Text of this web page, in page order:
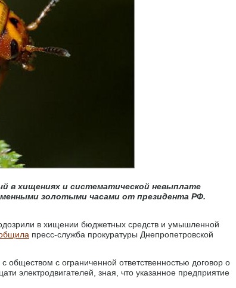
в хищениях и систематической невыплате
золотыми часами от президента РФ.
в хищении бюджетных средств и умышленной
пресс-служба прокуратуры Днепропетровской
обществом с ограниченной ответственностью договор о
электродвигателей, зная, что указанное предприятие